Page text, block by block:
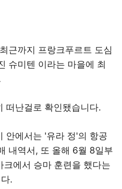
근까지 프랑크푸르트 도심
슈미텐 이라는 마을에 최
떠난걸로 확인됐습니다.
안에서는 '유라 정'의 항공
내역서, 또 올해 6월 8일부
크에서 승마 훈련을 했다는
.